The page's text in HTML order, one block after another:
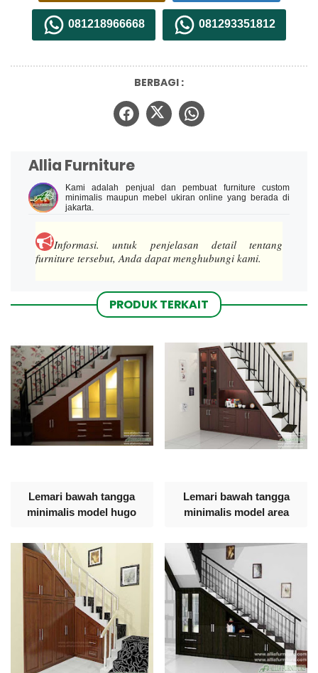
081218966668 081293351812
BERBAGI :
Allia Furniture
Kami adalah penjual dan pembuat furniture custom
minimalis maupun mebel ukiran online yang berada di
jakarta.
Informasi.untuk penjelasan detail tentang
furniture tersebut, Anda dapat menghubungi kami.
PRODUK TERKAIT
Lemari bawah tangga
minimalis model hugo
Lemari bawah tangga
minimalis model area